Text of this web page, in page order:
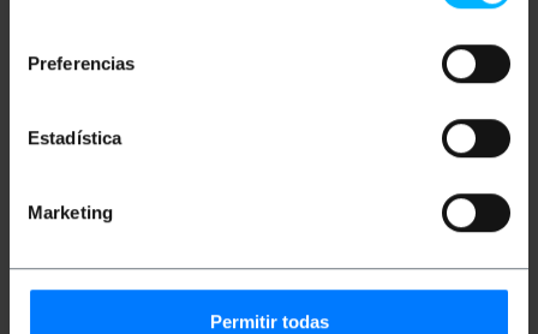
Preferencias
Estadística
Marketing
Permitir todas
display HDMI.
Adattatore attivo che converte in modo
Ideale per schede grafiche che non
Ha un ingresso DisplayPort maschio su